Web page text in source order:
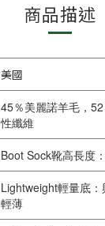
商品描述
美國
45％美麗諾羊毛，
性纖維
Boot Sock靴高長度
Lightweight輕量底
輕薄